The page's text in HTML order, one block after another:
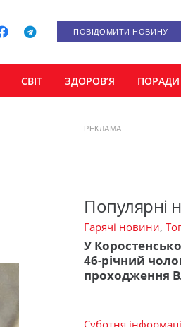
ПОВІДОМИТИ НОВИНУ
СВІТ ЗДОРОВ’Я ПОРАДИ
РЕКЛАМА
Популярні
Гарячі новини,
У
46-річний
проходження
Суботня